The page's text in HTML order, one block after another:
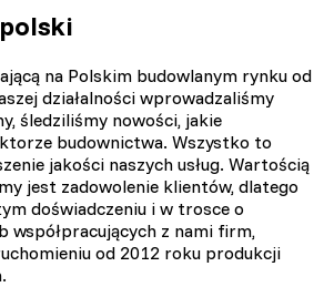
na Polskim budowlanym rynku od
działalności wprowadzaliśmy
śledziliśmy nowości, jakie
budownictwa. Wszystko to
jakości naszych usług. Wartością
jest zadowolenie klientów, dlatego
doświadczeniu i w trosce o
współpracujących z nami firm,
od 2012 roku produkcji